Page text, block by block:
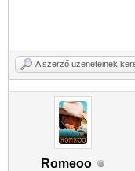
A szerző üzeneteinek
Romeoo